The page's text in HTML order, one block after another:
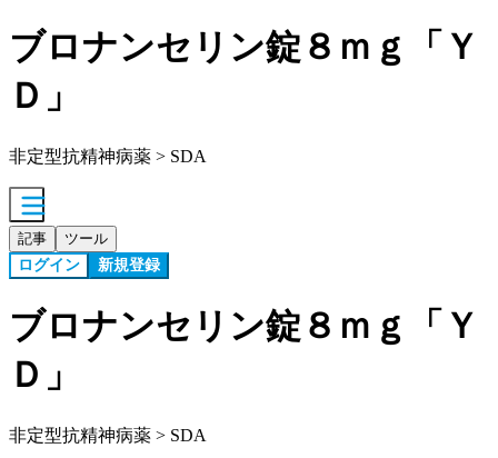
ブロナンセリン錠８ｍｇ「Ｙ
Ｄ」
非定型抗精神病薬 > SDA
記事 ツール
ログイン 新規登録
ブロナンセリン錠８ｍｇ「Ｙ
Ｄ」
非定型抗精神病薬 > SDA